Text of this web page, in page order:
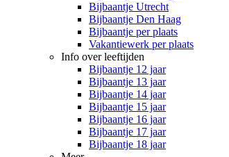
Bijbaantje Utrecht
Bijbaantje Den Haag
Bijbaantje per plaats
Vakantiewerk per plaats
Info over leeftijden
Bijbaantje 12 jaar
Bijbaantje 13 jaar
Bijbaantje 14 jaar
Bijbaantje 15 jaar
Bijbaantje 16 jaar
Bijbaantje 17 jaar
Bijbaantje 18 jaar